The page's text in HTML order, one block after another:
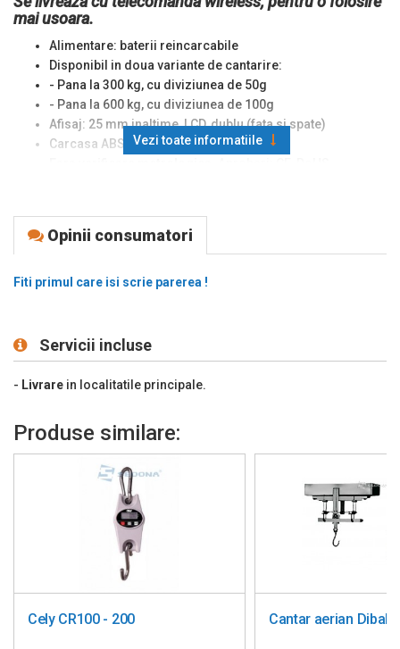
mai usoara.
Alimentare: baterii reincarcabile
Disponibil in doua variante de cantarire:
- Pana la 300 kg, cu diviziunea de 50g
- Pana la 600 kg, cu diviziunea de 100g
Afisaj: 25 mm inaltime, LCD, dublu (fata si spate)
Carcasa ABS, carlig din otel
Vezi toate informatiile
Opinii consumatori
Fiti primul care isi scrie parerea !
Servicii incluse
- Livrare in localitatile principale.
Produse similare:
Cely CR100 - 200 Cantar aerian Dibal